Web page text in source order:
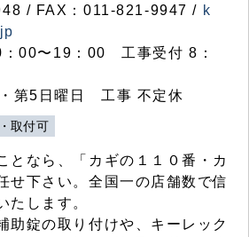
/ FAX：011-821-9947 / k
：00〜19：00 工事受付 8：
第5日曜日 工事 不定休
取付可
となら、「カギの１１０番・カ
せ下さい。全国一の店舗数で信
たします。
助錠の取り付けや、キーレック